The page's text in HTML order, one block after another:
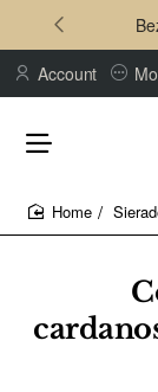
Account